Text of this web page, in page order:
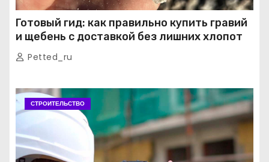
Готовый гид: как правильно купить гравий
и щебень с доставкой без лишних хлопот
Petted_ru
СТРОИТЕЛЬСТВО